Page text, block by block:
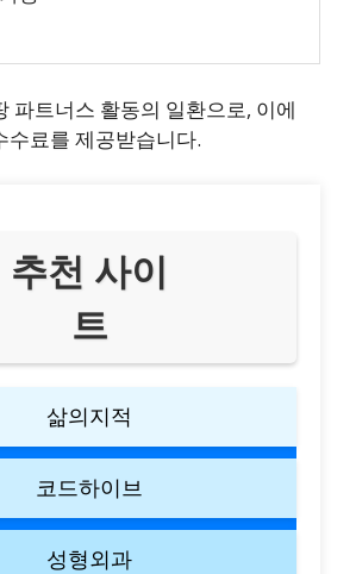
파트너스 활동의 일환으로, 이에
수료를 제공받습니다.
추천 사이
트
삶의지적
코드하이브
성형외과